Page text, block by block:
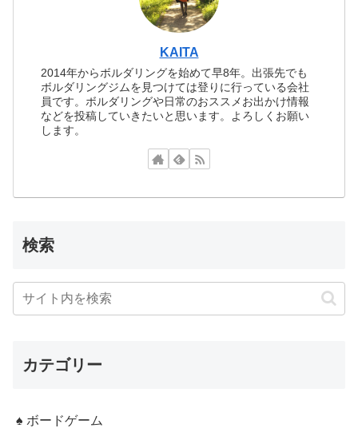
KAITA
2014年からボルダリングを始めて早8年。出張先でも
ボルダリングジムを見つけては登りに行っている会社
員です。ボルダリングや日常のおススメお出かけ情報
などを投稿していきたいと思います。よろしくお願い
します。
検索
カテゴリー
♠ ボードゲーム